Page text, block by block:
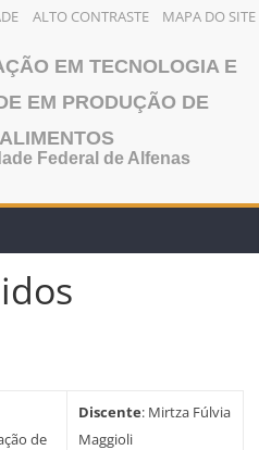
ALTO CONTRASTE MAPA DO SITE
EM TECNOLOGIA E
EM PRODUÇÃO DE
ALIMENTOS
Federal de Alfenas
de
Discente: Mirtza Fúlvia
Maggioli